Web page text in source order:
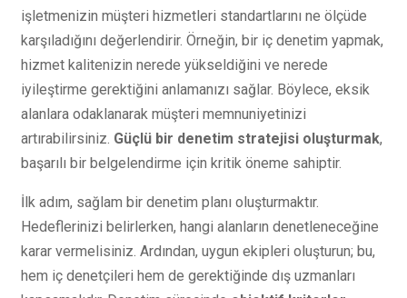
işletmenizin müşteri hizmetleri standartlarını ne ölçüde
karşıladığını değerlendirir. Örneğin, bir iç denetim yapmak,
hizmet kalitenizin nerede yükseldiğini ve nerede
iyileştirme gerektiğini anlamanızı sağlar. Böylece, eksik
alanlara odaklanarak müşteri memnuniyetinizi
artırabilirsiniz. Güçlü bir denetim stratejisi oluşturmak,
başarılı bir belgelendirme için kritik öneme sahiptir.
İlk adım, sağlam bir denetim planı oluşturmaktır.
Hedeflerinizi belirlerken, hangi alanların denetleneceğine
karar vermelisiniz. Ardından, uygun ekipleri oluşturun; bu,
hem iç denetçileri hem de gerektiğinde dış uzmanları